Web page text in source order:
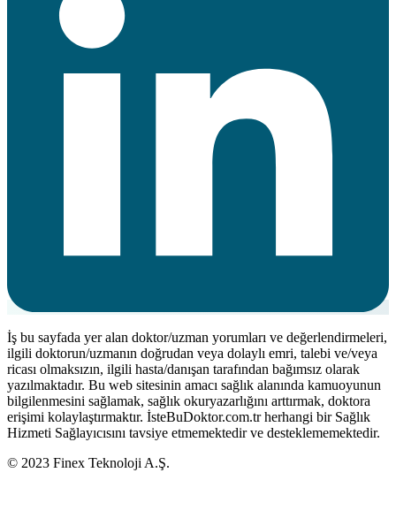
İş bu sayfada yer alan doktor/uzman yorumları ve değerlendirmeleri,
ilgili doktorun/uzmanın doğrudan veya dolaylı emri, talebi ve/veya
ricası olmaksızın, ilgili hasta/danışan tarafından bağımsız olarak
yazılmaktadır. Bu web sitesinin amacı sağlık alanında kamuoyunun
bilgilenmesini sağlamak, sağlık okuryazarlığını arttırmak, doktora
erişimi kolaylaştırmaktır. İsteBuDoktor.com.tr herhangi bir Sağlık
Hizmeti Sağlayıcısını tavsiye etmemektedir ve desteklememektedir.
© 2023 Finex Teknoloji A.Ş.